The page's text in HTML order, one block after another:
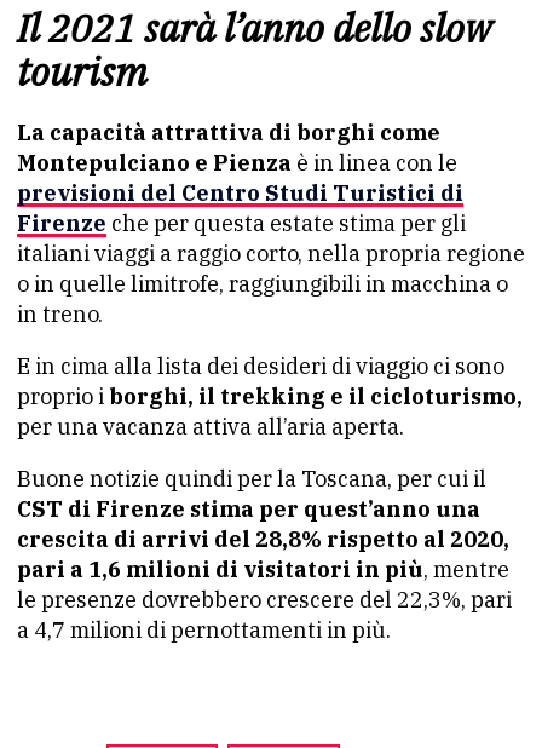
Il 2021 sarà l’anno dello slow
tourism
La capacità attrattiva di borghi come
Montepulciano e Pienza è in linea con le
previsioni del Centro Studi Turistici di
Firenze che per questa estate stima per gli
italiani viaggi a raggio corto, nella propria regione
o in quelle limitrofe, raggiungibili in macchina o
in treno.
E in cima alla lista dei desideri di viaggio ci sono
proprio i borghi, il trekking e il cicloturismo,
per una vacanza attiva all’aria aperta.
Buone notizie quindi per la Toscana, per cui il
CST di Firenze stima per quest’anno una
crescita di arrivi del 28,8% rispetto al 2020,
pari a 1,6 milioni di visitatori in più, mentre
le presenze dovrebbero crescere del 22,3%, pari
a 4,7 milioni di pernottamenti in più.